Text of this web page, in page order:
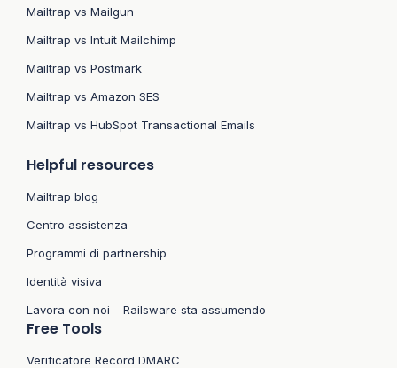
Mailtrap vs Mailgun
Mailtrap vs Intuit Mailchimp
Mailtrap vs Postmark
Mailtrap vs Amazon SES
Mailtrap vs HubSpot Transactional Emails
Helpful resources
Mailtrap blog
Centro assistenza
Programmi di partnership
Identità visiva
Lavora con noi – Railsware sta assumendo
Free Tools
Verificatore Record DMARC